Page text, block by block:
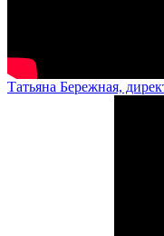
Татьяна Бережная,